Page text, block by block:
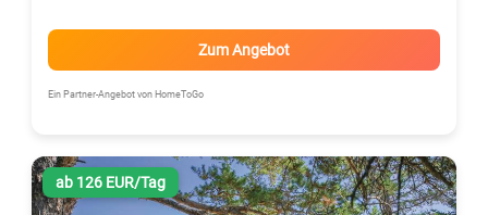
Zum Angebot
Ein Partner-Angebot von HomeToGo
ab 126 EUR/Tag